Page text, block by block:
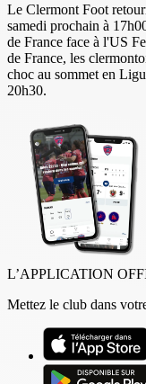
Le Clermont Foot
samedi prochain à
de France face à l'US
de France, les
choc au sommet en
20h30.
L’APPLICATION
Mettez le club dans